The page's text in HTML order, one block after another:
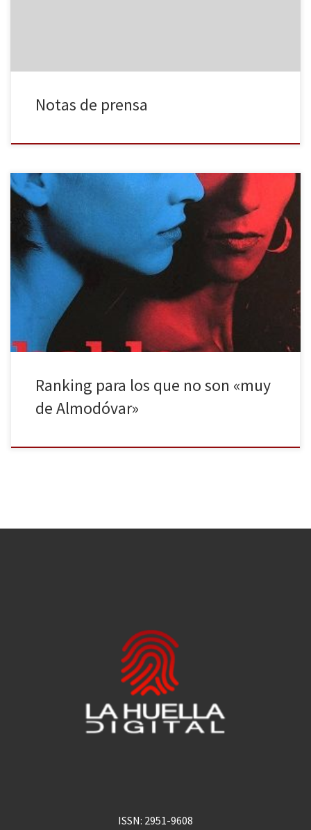
Notas de prensa
«No soy muy de Almodóvar» es la respuesta que me encontré
cuando empecé a indigar sobre los gustos de nuestros
colaboradores sobre el cine de Pedro Almodóvar. Craso error.
Pensaba que ya habíamos superado el tópico de «no soy muy de
cine español», pero parece ser que no. Aprovechando el […]
Ranking para los que no son «muy
de Almodóvar»
ISSN: 2951-9608